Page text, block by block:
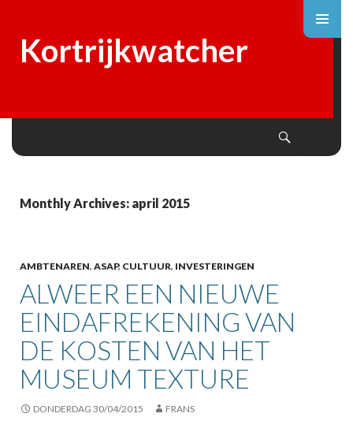
Kortrijkwatcher
Monthly Archives: april 2015
AMBTENAREN, ASAP, CULTUUR, INVESTERINGEN
ALWEER EEN NIEUWE
EINDAFREKENING VAN
DE KOSTEN VAN HET
MUSEUM TEXTURE
DONDERDAG 30/04/2015 FRANS